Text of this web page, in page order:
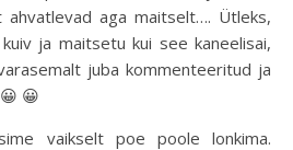
ahvatlevad aga maitselt…. Ütleks,
ja maitsetu kui see kaneelisai,
juba kommenteeritud ja
😀
vaikselt poe poole lonkima.